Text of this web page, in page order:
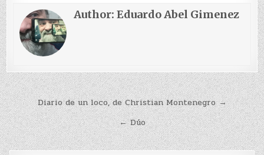
Author:Eduardo Abel Gimenez
Navegación
de
entradas
Diario de un loco, de Christian Montenegro →
← Dúo